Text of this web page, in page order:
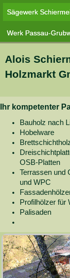
Sägewerk
Werk Passau-
Alois
Holzmarkt
Ihr kompetenter
Bauholz nach
Hobelware
OSB-Platten
Terrassen und
und WPC
Profilhölzer für
Palisaden